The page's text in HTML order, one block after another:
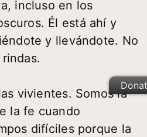
incluso en los
Él está ahí y
y llevándote. No
vivientes. Somos la
la fe cuando
difíciles porque la